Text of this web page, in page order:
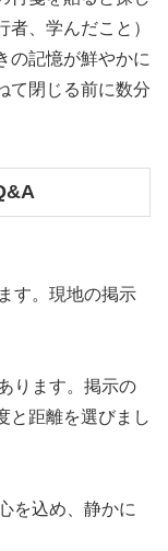
、学んだこと）
の記憶が鮮やかに
て閉じる前に数分
す。現地の掲示
ります。掲示の
と距離を選びまし
を込め、静かに